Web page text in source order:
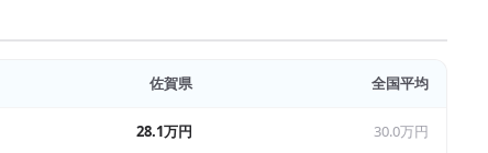
佐賀県 全国平均
28.1万円 30.0万円